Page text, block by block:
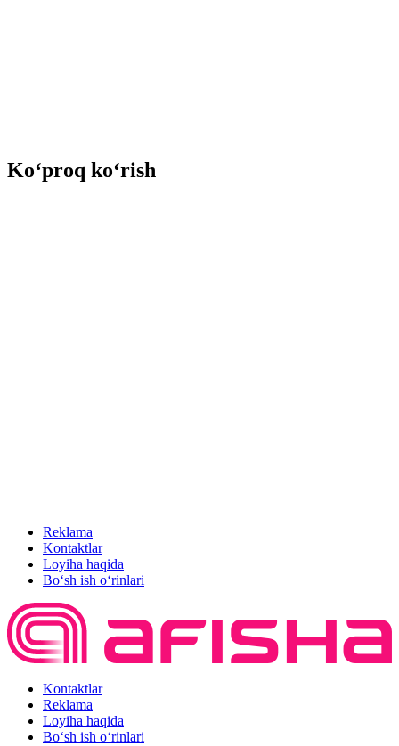
Ko‘proq ko‘rish
Reklama
Kontaktlar
Loyiha haqida
Bo‘sh ish o‘rinlari
Kontaktlar
Reklama
Loyiha haqida
Bo‘sh ish o‘rinlari